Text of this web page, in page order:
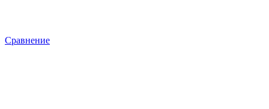
Сравнение